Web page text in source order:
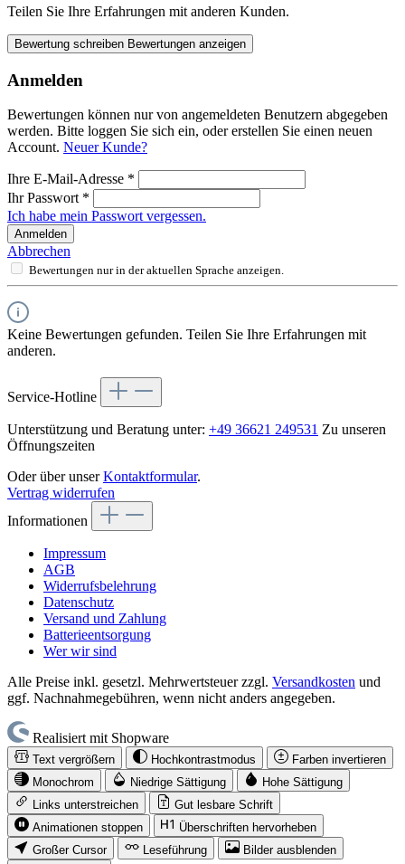
Teilen Sie Ihre Erfahrungen mit anderen Kunden.
Bewertung schreiben Bewertungen anzeigen
Anmelden
Bewertungen können nur von angemeldeten Benutzern abgegeben
werden. Bitte loggen Sie sich ein, oder erstellen Sie einen neuen
Account. Neuer Kunde?
Ihre E-Mail-Adresse *
Ihr Passwort *
Ich habe mein Passwort vergessen.
Anmelden
Abbrechen
Bewertungen nur in der aktuellen Sprache anzeigen.
Keine Bewertungen gefunden. Teilen Sie Ihre Erfahrungen mit
anderen.
Service-Hotline
Unterstützung und Beratung unter: +49 36621 249531 Zu unseren
Öffnungszeiten
Oder über unserKontaktformular.
Vertrag widerrufen
Informationen
Impressum
AGB
Widerrufsbelehrung
Datenschutz
Versand und Zahlung
Batterieentsorgung
Wer wir sind
Alle Preise inkl. gesetzl. Mehrwertsteuer zzgl. Versandkosten und
ggf. Nachnahmegebühren, wenn nicht anders angegeben.
Realisiert mit Shopware
Text vergrößern Hochkontrastmodus
Farben invertieren
Monochrom
Niedrige Sättigung
Hohe Sättigung
Links unterstreichen
Gut lesbare Schrift
Animationen stoppen
Überschriften hervorheben
Großer Cursor
Leseführung Bilder ausblenden